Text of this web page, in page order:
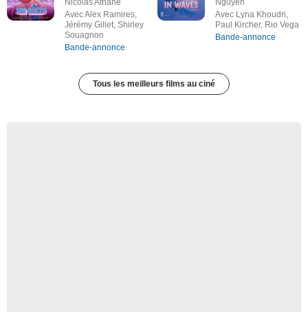
Nicolas Athane
Avec Alex Ramires,
Jérémy Gillet, Shirley
Souagnon
Bande-annonce
Nguyen
Avec Lyna Khoudri,
Paul Kircher, Rio Vega
Bande-annonce
Tous les meilleurs films au ciné